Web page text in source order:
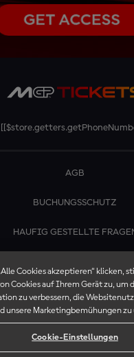
AGB
BUCHUNGSSCHUTZ
HAUFIG GESTELLTE
Cookies akzeptieren“ klicken,
Cookies auf Ihrem Gerät zu, um
zu verbessern, die
unsere Marketingbemühungen
Cookie-Einstellungen